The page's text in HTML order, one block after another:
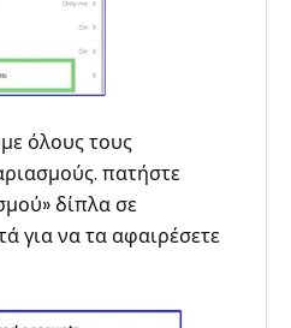
όλους τους
πατήστε
δίπλα σε
για να τα αφαιρέσετε